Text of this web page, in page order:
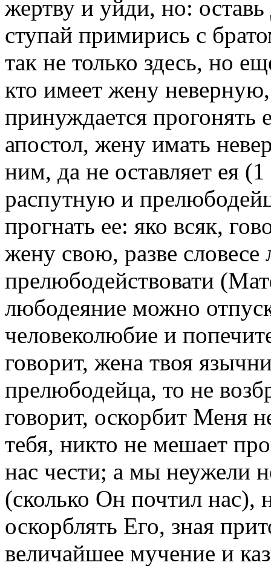
жертву и уйди, но:
ступай примирись с
так не только здесь, но
кто имеет жену
принуждается прогонять
апостол, жену имать
ним, да не оставляет ея
распутную и
прогнать ее: яко всяк,
жену свою, разве
прелюбодействовати
любодеяние можно
человеколюбие и
говорит, жена твоя
прелюбодейца, то не
говорит, оскорбит Меня
тебя, никто не мешает
нас чести; а мы неужели
(сколько Он почтил
оскорблять Его, зная
величайшее мучение и